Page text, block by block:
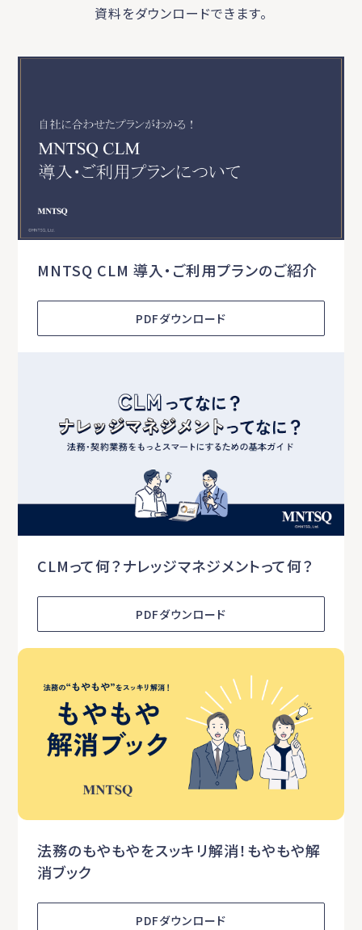
資料をダウンロードできます。
MNTSQ CLM 導入・ご利用プランのご紹介
PDFダウンロード
CLMって何？ナレッジマネジメントって何？
PDFダウンロード
法務のもやもやをスッキリ解消！もやもや解
消ブック
PDFダウンロード